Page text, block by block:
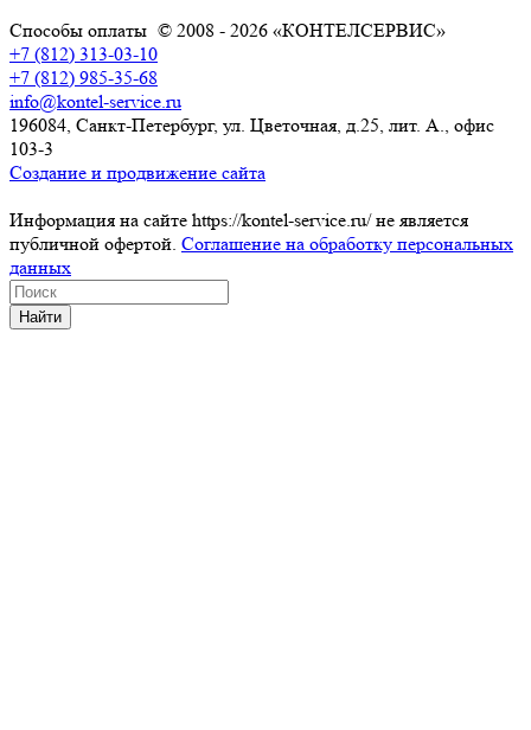
Способы оплаты © 2008 - 2026 «КОНТЕЛСЕРВИС»
+7 (812) 313-03-10
+7 (812) 985-35-68
info@kontel-service.ru
196084, Санкт-Петербург, ул. Цветочная, д.25, лит. А., офис
103-3
Создание и продвижение сайта
Информация на сайте https://kontel-service.ru/ не является
публичной офертой. Соглашение на обработку персональных
данных
Найти